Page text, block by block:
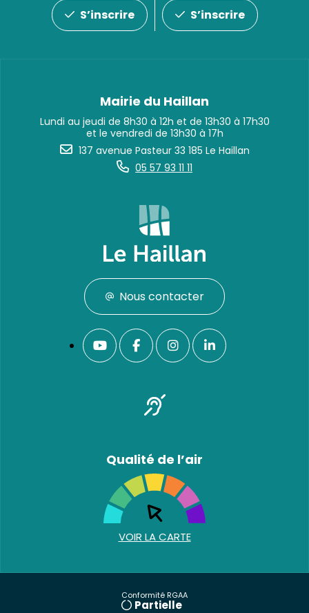
S’inscrire
S’inscrire
Mairie du Haillan
Lundi au jeudi de 8h30 à 12h et de 13h30 à 17h30
et le vendredi de 13h30 à 17h
137 avenue Pasteur 33 185 Le Haillan
05 57 93 11 11
Nous contacter
Qualité de l’air
VOIR LA CARTE
Conformité RGAA
Partielle